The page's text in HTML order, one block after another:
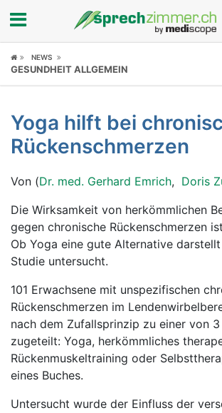
Fokus
Symptome
Ratgeber
Rubriken
NEWS
GESUNDHEIT ALLGEMEIN
Yoga hilft bei
Rückenschmerzen
Von (Dr. med. Gerhard Emrich, Doris
Die Wirksamkeit von herkömmlichen
gegen chronische Rückenschmerzen
Ob Yoga eine gute Alternative
Studie untersucht.
101 Erwachsene mit unspezifischen
Rückenschmerzen im
nach dem Zufallsprinzip zu einer von
zugeteilt: Yoga, herkömmliches
Rückenmuskeltraining oder
eines Buches.
Untersucht wurde der Einfluss der